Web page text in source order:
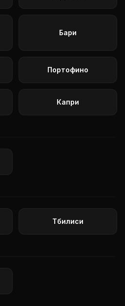
Бари
Портофино
Капри
Тбилиси